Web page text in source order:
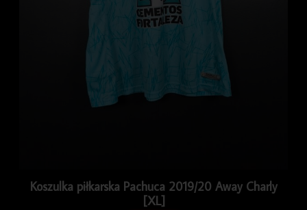
Koszulka piłkarska Pachuca 2019/20 Away Charly
[XL]